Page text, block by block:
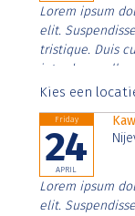
Lorem ipsum
elit.
tristique. Duis
interdum nulla,
Aenean
Kies een
Friday
24
APRIL
Lorem ipsum
elit.